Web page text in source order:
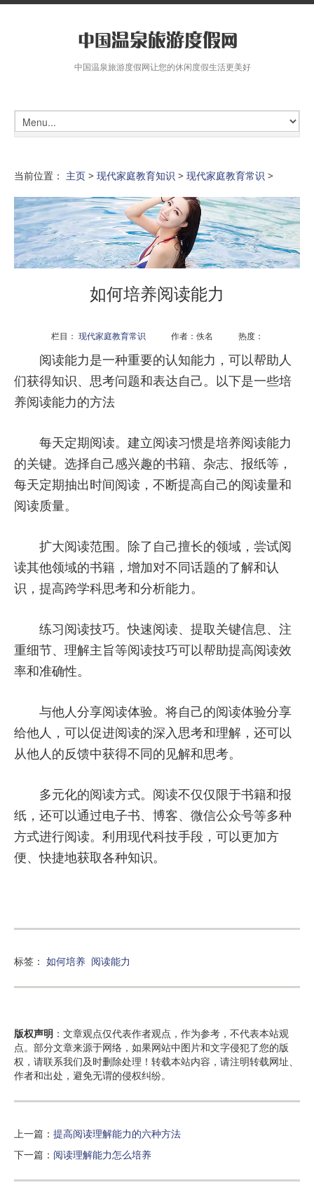
中国温泉旅游度假网让您的休闲度假生活更美好
当前位置： 主页 > 现代家庭教育知识 > 现代家庭教育常识 >
如何培养阅读能力
栏目： 现代家庭教育常识 作者：佚名 热度：
阅读能力是一种重要的认知能力，可以帮助人
们获得知识、思考问题和表达自己。以下是一些培
养阅读能力的方法
每天定期阅读。建立阅读习惯是培养阅读能力
的关键。选择自己感兴趣的书籍、杂志、报纸等，
每天定期抽出时间阅读，不断提高自己的阅读量和
阅读质量。
扩大阅读范围。除了自己擅长的领域，尝试阅
读其他领域的书籍，增加对不同话题的了解和认
识，提高跨学科思考和分析能力。
练习阅读技巧。快速阅读、提取关键信息、注
重细节、理解主旨等阅读技巧可以帮助提高阅读效
率和准确性。
与他人分享阅读体验。将自己的阅读体验分享
给他人，可以促进阅读的深入思考和理解，还可以
从他人的反馈中获得不同的见解和思考。
多元化的阅读方式。阅读不仅仅限于书籍和报
纸，还可以通过电子书、博客、微信公众号等多种
方式进行阅读。利用现代科技手段，可以更加方
便、快捷地获取各种知识。
标签： 如何培养 阅读能力
版权声明 ：文章观点仅代表作者观点，作为参考，不代表本站观
点。部分文章来源于网络，如果网站中图片和文字侵犯了您的版
权，请联系我们及时删除处理！转载本站内容，请注明转载网址、
作者和出处，避免无谓的侵权纠纷。
上一篇： 提高阅读理解能力的六种方法
下一篇： 阅读理解能力怎么培养